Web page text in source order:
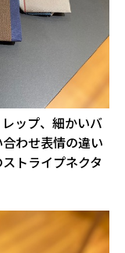
ップ、細かいバ
わせ表情の違い
トライプネクタ